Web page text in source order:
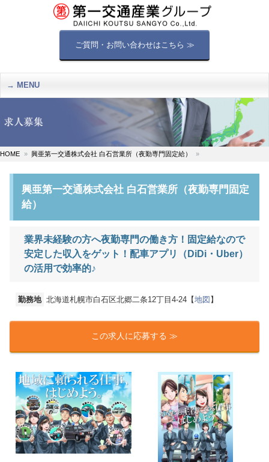
ご質問・お問い合わせはこちら ≫
MENU
HOME 興亜第一交通株式会社 白石営業所（夜勤専門固定給）
興亜第一交通株式会社 白石営業所（夜勤専門固定
給）
業界未経験の方へ夜勤専門の働き方！固定給なので
安定した収入をゲット！配車アプリ（DiDi・Uber）
の活用で効率的♪
勤務地 北海道札幌市白石区北郷二条12丁目4-24【地図】
この求人に応募する ≫